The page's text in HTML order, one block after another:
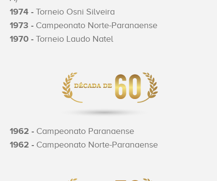
1974 - Torneio Osni Silveira
1973 - Campeonato Norte-Paranaense
1970 - Torneio Laudo Natel
1962 - Campeonato Paranaense
1962 - Campeonato Norte-Paranaense